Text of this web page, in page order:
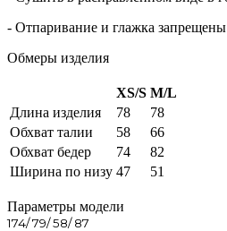
- Отпаривание и глажка запрещены
Обмеры изделия
XS/S M/L
Длина изделия
78
78
Обхват талии
58
66
Обхват бедер
74
82
Ширина по низу 47 51
Параметры модели
174/ 79/ 58/ 87